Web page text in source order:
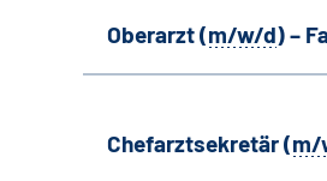
Oberarzt (m/w/d) –
Chefarztsekretär (m/